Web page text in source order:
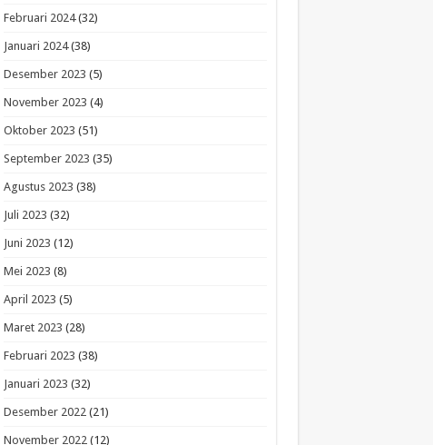
Februari 2024(32)
Januari 2024(38)
Desember 2023 (5)
November 2023 (4)
Oktober 2023 (51)
September 2023 (35)
Agustus 2023 (38)
Juli 2023 (32)
Juni 2023 (12)
Mei 2023 (8)
April 2023 (5)
Maret 2023 (28)
Februari 2023 (38)
Januari 2023 (32)
Desember 2022(21)
November 2022(12)